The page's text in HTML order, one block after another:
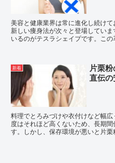
美容と健康業界は常に進化し続け
新しい痩身法が次々と登場してい
いるのがテスラシェイプです。こ
新着
片栗
直伝の
料理でとろみづけや衣付けなど幅
度はそれほど高くないため、長期
す。しかし、保存環境が悪いと片